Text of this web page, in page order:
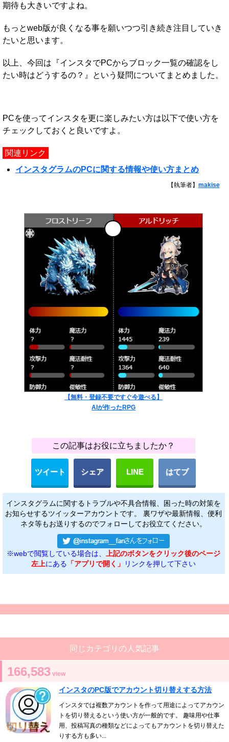
期待も大きいですよね。
もっとweb版が良くなる事を願いつつ引き続き注目していき
たいと思います。
以上、今回は『インスタでPCからブロック一覧の確認をし
たい時はどうするの？』という疑問についてまとめました。
PCを使ってインスタを更に楽しみたい方は以下で使い方を
チェックしておくと良いですよ。
関連リンク
インスタグラムのPCに関する情報や使い方まとめ
【執筆者】 makise
【無料・登録不要ですぐ今遊べる】
AIが作ったRPG
この記事はお役に立ちましたか？
ツイート シェア LINE はてブ
インスタグラムに関するトラブルや不具合情報、困った時の対策を
お知らせするツイッターアカウントです。 裏ワザや最新情報、便利
ネタ等もお送りするのでフォローしてお役立てください。
※webで閲覧している場合は、上記のボタンをクリック後のページ
左上にある 「アプリで開く」 リンクを押して下さい
同じカテゴリの人気記事
166,583 view
インスタのPC版でアカウント切り替えする方法
インスタでは複数アカウントを作って用途によってアカウン
トを切り替えるという使い方が一般的です。 趣味用や仕事
用、投稿写真の種類などによってもアカウントを切り替えた
りする方も多い...